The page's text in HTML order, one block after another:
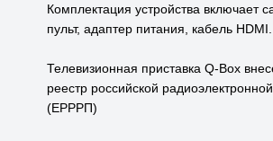
Комплектация устройства включает
пульт, адаптер питания, кабель HDMI.
Телевизионная приставка Q-Box
реестр российской
(ЕРРРП)